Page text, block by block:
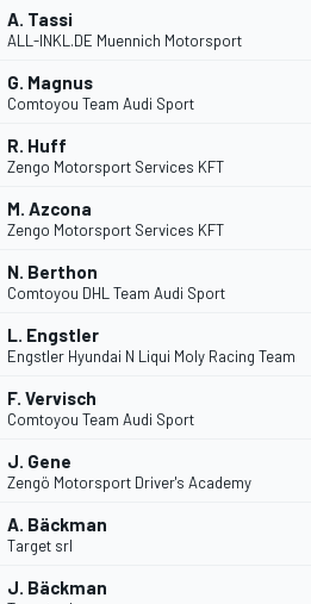
A. Tassi
ALL-INKL.DE Muennich Motorsport
G. Magnus
Comtoyou Team Audi Sport
R. Huff
Zengo Motorsport Services KFT
M. Azcona
Zengo Motorsport Services KFT
N. Berthon
Comtoyou DHL Team Audi Sport
L. Engstler
Engstler Hyundai N Liqui Moly Racing Team
F. Vervisch
Comtoyou Team Audi Sport
J. Gene
Zengö Motorsport Driver's Academy
A. Bäckman
Target srl
J. Bäckman